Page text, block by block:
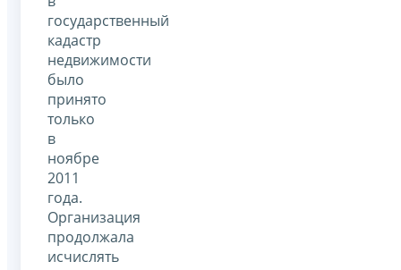
государственный
кадастр
недвижимости
было
принято
только
в
ноябре
2011
года.
Организация
продолжала
исчислять